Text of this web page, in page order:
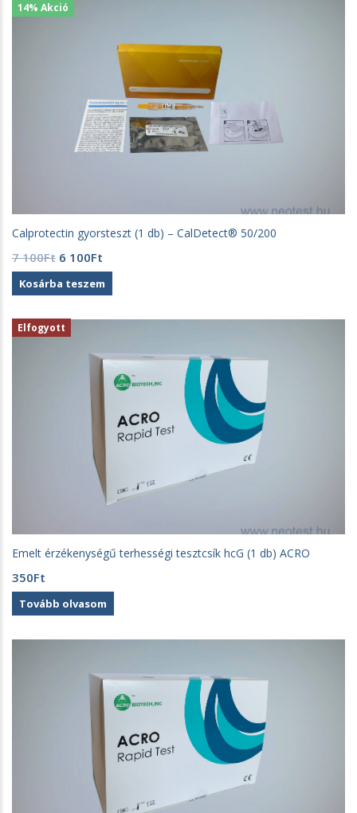
14% Akció
Calprotectin gyorsteszt (1 db) – CalDetect® 50/200
7 100Ft Original
price
was:
100Ft.
6 100Ft
price
is:
100Ft.
Kosárba teszem
Elfogyott
Emelt érzékenységű terhességi tesztcsík hcG (1 db) ACRO
350Ft
Tovább olvasom